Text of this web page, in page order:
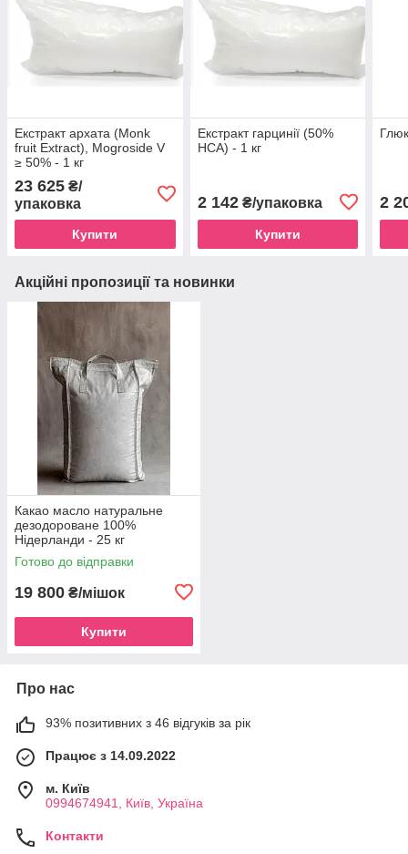
Екстракт архата (Monk
fruit Extract), Mogroside V
≥ 50% - 1 кг
23 625 ₴/
упаковка
Купити
Екстракт гарцинії (50%
HCA) - 1 кг
2 142₴/упаковка
Купити
2
Акційні пропозиції та новинки
Какао масло натуральне
дезодороване 100%
Нідерланди - 25 кг
Готово до відправки
19 800 ₴/мішок
Купити
Про нас
93% позитивних з 46 відгуків за рік
Працює з 14.09.2022
м. Київ
0994674941, Київ, Україна
Контакти